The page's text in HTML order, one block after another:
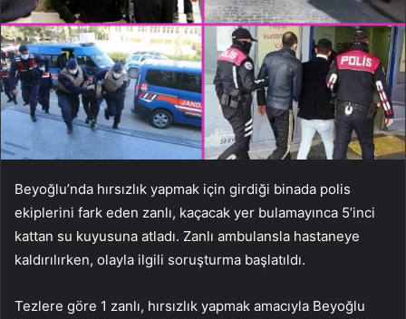
Beyoğlu’nda hırsızlık yapmak için girdiği binada polis
ekiplerini fark eden zanlı, kaçacak yer bulamayınca 5’inci
kattan su kuyusuna atladı. Zanlı ambulansla hastaneye
kaldırılırken, olayla ilgili soruşturma başlatıldı.
Tezlere göre 1 zanlı, hırsızlık yapmak amacıyla Beyoğlu